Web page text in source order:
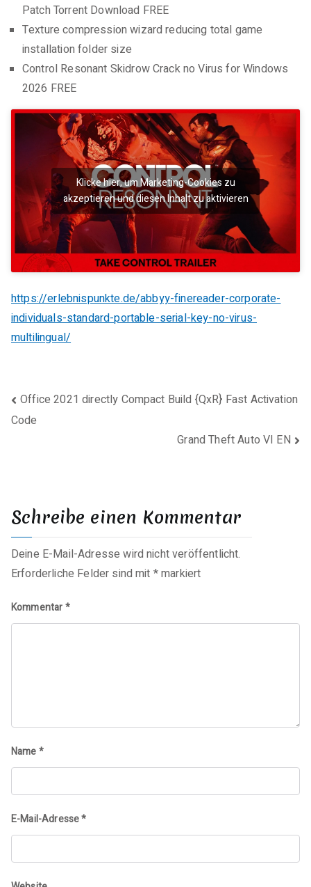
Patch Torrent Download FREE
Texture compression wizard reducing total game
installation folder size
Control Resonant Skidrow Crack no Virus for Windows
2026 FREE
Klicke hier, um Marketing-Cookies zu
akzeptieren und diesen Inhalt zu aktivieren
https://erlebnispunkte.de/abbyy-finereader-corporate-
individuals-standard-portable-serial-key-no-virus-
multilingual/
Beitragsnavigation
Office 2021 directly Compact Build {QxR} Fast Activation
Code
Grand Theft Auto VI EN
Schreibe einen Kommentar
Deine E-Mail-Adresse wird nicht veröffentlicht.
Erforderliche Felder sind mit *markiert
Kommentar*
Name*
E-Mail-Adresse*